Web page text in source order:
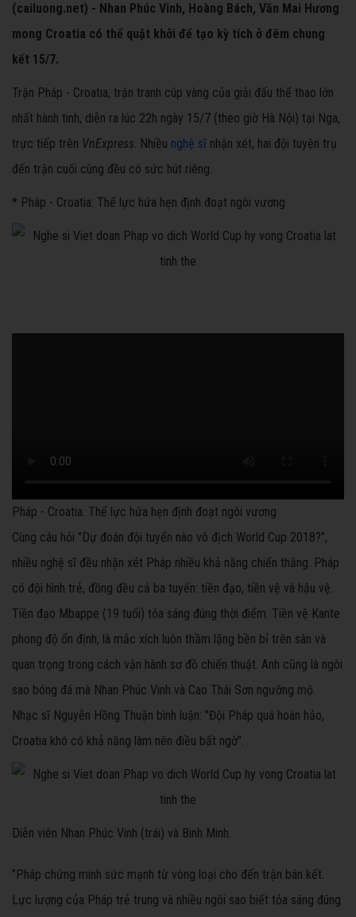
(cailuong.net) - Nhan Phúc Vinh, Hoàng Bách, Văn Mai Hương
mong Croatia có thể quật khởi để tạo kỳ tích ở đêm chung
kết 15/7.
Trận Pháp - Croatia, trận tranh cúp vàng của giải đấu thể thao lớn
nhất hành tinh, diễn ra lúc 22h ngày 15/7 (theo giờ Hà Nội) tại Nga,
trực tiếp trên VnExpress. Nhiều nghệ sĩ nhận xét, hai đội tuyện trụ
đến trận cuối cùng đều có sức hút riêng.
* Pháp - Croatia: Thể lực hứa hẹn định đoạt ngôi vương
Pháp - Croatia: Thể lực hứa hẹn định đoạt ngôi vương
Cùng câu hỏi "Dự đoán đội tuyển nào vô địch World Cup 2018?",
nhiều nghệ sĩ đều nhận xét Pháp nhiều khả năng chiến thắng. Pháp
có đội hình trẻ, đồng đều cả ba tuyến: tiền đạo, tiền vệ và hậu vệ.
Tiền đạo Mbappe (19 tuổi) tỏa sáng đúng thời điểm. Tiền vệ Kante
phong độ ổn định, là mắc xích luôn thầm lặng bền bỉ trên sân và
quan trọng trong cách vận hành sơ đồ chiến thuật. Anh cũng là ngôi
sao bóng đá mà Nhan Phúc Vinh và Cao Thái Sơn ngưỡng mộ.
Nhạc sĩ Nguyễn Hồng Thuận bình luận: "Đội Pháp quá hoàn hảo,
Croatia khó có khả năng làm nên điều bất ngờ".
Diễn viên Nhan Phúc Vinh (trái) và Binh Minh.
"Pháp chứng minh sức mạnh từ vòng loại cho đến trận bán kết.
Lực lượng của Pháp trẻ trung và nhiều ngôi sao biết tỏa sáng đúng